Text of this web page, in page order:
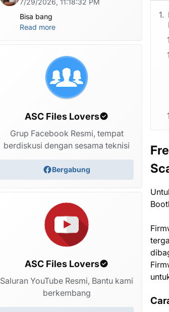
Bisa bang
Read more
ASC Files Lovers
Grup Facebook Resmi, tempat
berdiskusi dengan sesama teknisi
Bergabung
ASC Files Lovers
Saluran YouTube Resmi, Bantu kami
berkembang